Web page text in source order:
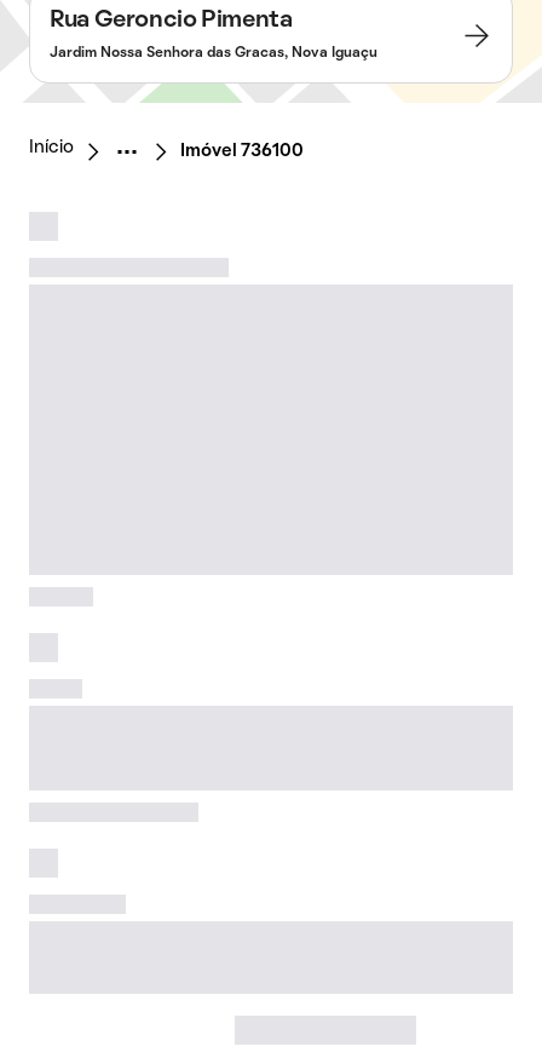
Rua Geroncio Pimenta
Jardim Nossa Senhora das Gracas, Nova Iguaçu
Início Imóvel 736100